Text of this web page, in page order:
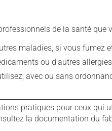
de la santé que
maladies, si vous fumez
ou d'autres
avec ou sans
pratiques pour ceux qui
la documentation du